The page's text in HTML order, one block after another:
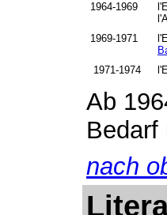
1964-1969
1969-1971
1971-1974
Ab
Bedarf
nach